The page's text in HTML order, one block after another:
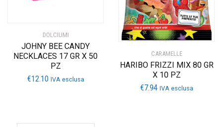
DOLCIUMI
JOHNY BEE CANDY
NECKLACES 17 GR X 50
PZ
€12.10 IVA esclusa
CARAMELLE
HARIBO FRIZZI MIX 80 GR
X 10 PZ
€7.94 IVA esclusa